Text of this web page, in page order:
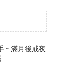
~ 滿月後戒夜